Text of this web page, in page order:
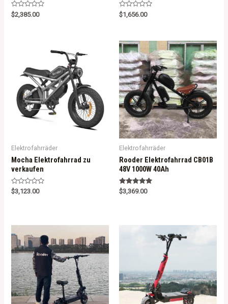
R
a
$2,385.00
R
a
0
o
u
t
o
f
5
$1,656.00
Elektrofahrräder
Mocha Elektrofahrrad zu
verkaufen
R
a
o
u
t
o
f
$3,123.00
Elektrofahrräder
Rooder Elektrofahrrad CB01B
48V 1000W 40Ah
Rated
5.00
$3,369.00